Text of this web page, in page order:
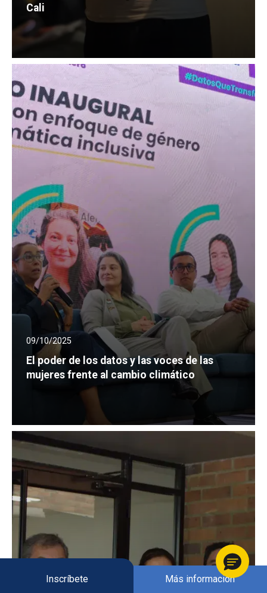
Inscríbete Más información
Cali
09/10/2025
El poder de los datos y las voces de las
mujeres frente al cambio climático